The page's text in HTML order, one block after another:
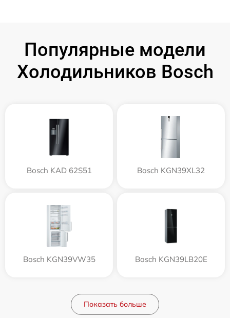
Популярные модели
Холодильников Bosch
Bosch KAD 62S51 Bosch KGN39XL32
Bosch KGN39VW35 Bosch KGN39LB20E
Показать больше